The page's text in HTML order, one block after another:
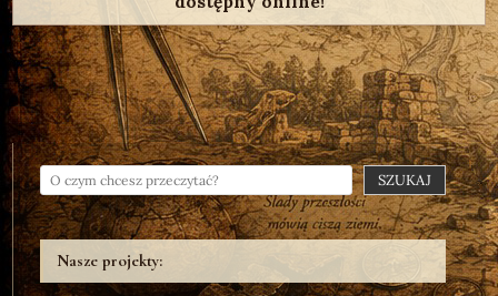
SZUKAJ
Nasze projekty: